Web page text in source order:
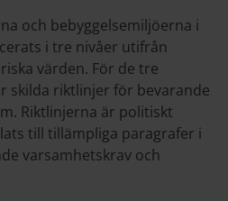
och bebyggelsemiljöerna i
i tre nivåer utifrån
värden. För de tre
skilda riktlinjer för bevarande
Riktlinjerna är politiskt
till tillämpliga paragrafer i
varsamhetskrav och